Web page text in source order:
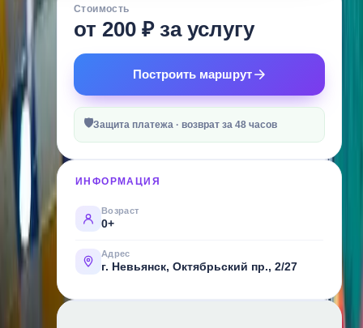
О
МЕСТЕ
экскурсия,
ребёнок
просто
смотрит
на
производство
—
становится
маленьким
творцом
Стоимость
от 200 ₽ за услугу
Построить маршрут
🛡Защита платежа · возврат за 48 часов
ИНФОРМАЦИЯ
Возраст
0+
Адрес
г. Невьянск, Октябрьский пр., 2/27